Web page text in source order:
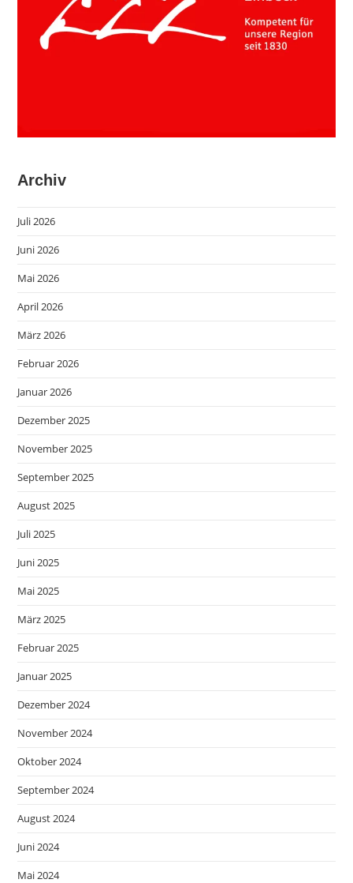
Archiv
Juli 2026
Juni 2026
Mai 2026
April 2026
März 2026
Februar 2026
Januar 2026
Dezember 2025
November 2025
September 2025
August 2025
Juli 2025
Juni 2025
Mai 2025
März 2025
Februar 2025
Januar 2025
Dezember 2024
November 2024
Oktober 2024
September 2024
August 2024
Juni 2024
Mai 2024